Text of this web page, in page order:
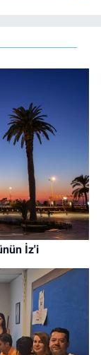
İz'i